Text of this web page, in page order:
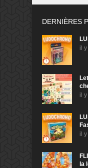
DERNIÈRES
il
il
il
la